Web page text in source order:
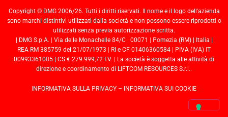
Copyright © DMG 2006/26. Tutti i diritti riservati. Il nome e il logo dell'azienda
sono marchi distintivi utilizzati dalla società e non possono essere riprodotti o
utilizzati senza previa autorizzazione scritta.
| DMG S.p.A. | Via delle Monachelle 84/C | 00071 | Pomezia (RM) | Italia |
REA RM 385759 del 21/07/1973 | RI e CF 01406360584 | PIVA (IVA) IT
00993361005 | CS € 279.999,72 I.V. | La società è soggetta alle attività di
direzione e coordinamento di LIFTCOM RESOURCES S.r.l..
INFORMATIVA SULLA PRIVACY – INFORMATIVA SUI COOKIE